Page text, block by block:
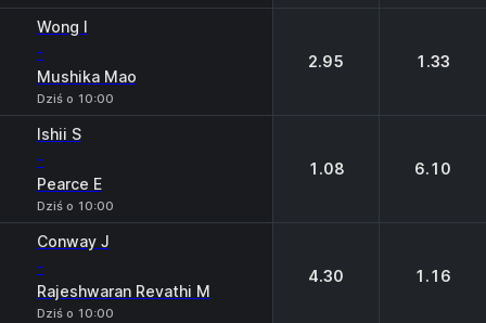
Wong I
-
Mushika Mao
Dziś o 10:00
2.95 1.33
Ishii S
-
Pearce E
Dziś o 10:00
1.08 6.10
Conway J
-
Rajeshwaran Revathi M
Dziś o 10:00
4.30 1.16